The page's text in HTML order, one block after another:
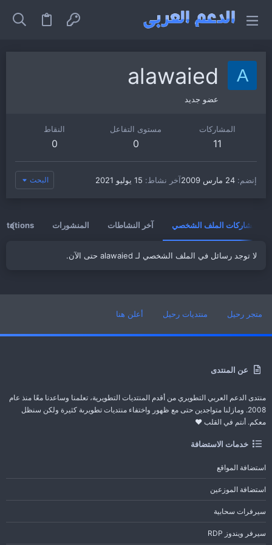
A
alawaied
عضو جديد
المشاركات
11
مستوى التفاعل
0
النقاط
0
إنضم 24 مارس 2009 آخر نشاط 15 يوليو 2021 البحث
مشاركات الملف الشخصي آخر النشاطات المنشورات
لا توجد رسائل في الملف الشخصي لـ alawaied حتى الآن.
عن المنتدى
منتدى الدعم العربي التطويري من أقدم المنتديات التطويرية، تعلمنا وساعدنا معًا منذ عام
2008. ومازلنا متواجدين حتى مع ظهور واختفاء منتديات تطويرىة كثيرة ولكن سنظل
معكم. أنتم في القلب ❤️
خدمات الاستضافة
استضافة المواقع
استضافة الموزعين
سيرفرات سحابية
سيرفر ويندوز RDP
متجر رحيل منتديات رحيل أعلن هنا